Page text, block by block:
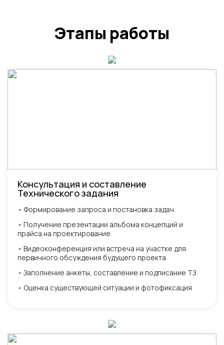
Этапы работы
Консультация и составление
Технического задания
• Формирование запроса и постановка задач
• Получение презентации альбома концепций и
прайса на проектирование
• Видеоконференция или встреча на участке для
первичного обсуждения будущего проекта
• Заполнение анкеты, составление и подписание ТЗ
• Оценка существующей ситуации и фотофиксация